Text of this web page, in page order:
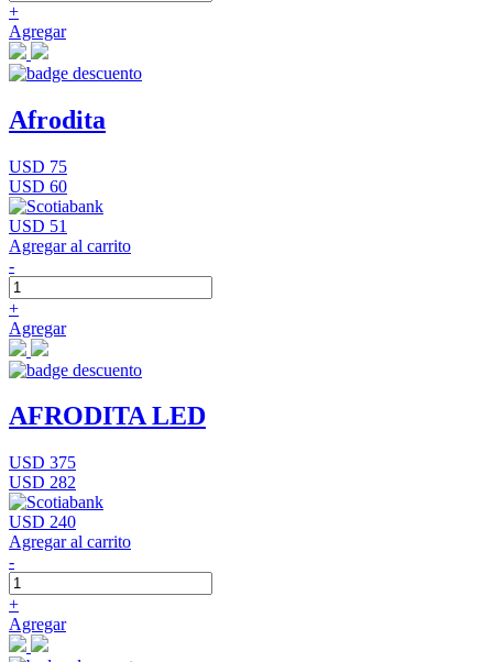
+
Agregar
Afrodita
USD 75
USD 60
USD 51
Agregar al carrito
-
+
Agregar
AFRODITA LED
USD 375
USD 282
USD 240
Agregar al carrito
-
+
Agregar